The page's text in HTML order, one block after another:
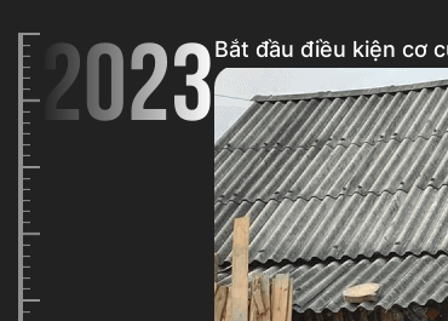
2023Bắt đầu điều kiện cơ